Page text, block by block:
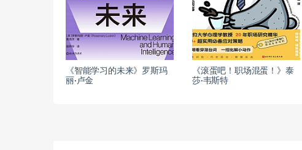
《智能学习的未来》罗斯玛
丽·卢金
《滚蛋吧！职场混蛋！》泰
莎·韦斯特